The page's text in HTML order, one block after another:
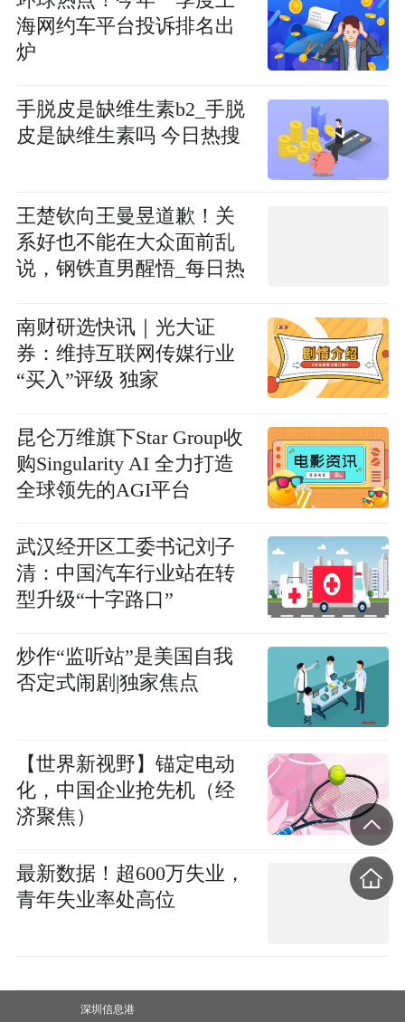
海网约车平台投诉排名出
炉
手脱皮是缺维生素b2_手脱
皮是缺维生素吗 今日热搜
王楚钦向王曼昱道歉！关
系好也不能在大众面前乱
说，钢铁直男醒悟_每日热
南财研选快讯｜光大证
券：维持互联网传媒行业
“买入”评级 独家
昆仑万维旗下Star Group收
购Singularity AI 全力打造
全球领先的AGI平台
武汉经开区工委书记刘子
清：中国汽车行业站在转
型升级“十字路口”
炒作“监听站”是美国自我
否定式闹剧|独家焦点
【世界新视野】锚定电动
化，中国企业抢先机（经
济聚焦）
最新数据！超600万失业，
青年失业率处高位
深圳信息港